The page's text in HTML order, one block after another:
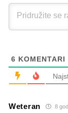
6 KOMENTARI
Weteran 8